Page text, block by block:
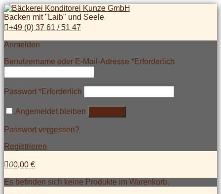
Backen mit "Laib" und Seele
+49 (0) 37 61 / 51 47
Anmelden
Benutzername oder E-Mail-Adresse *Erforderlich
Passwort *Erforderlich
Angemeldet bleiben
Passwort vergessen?
Registrieren
00,00 €
Es befinden sich keine Produkte im Warenkorb.